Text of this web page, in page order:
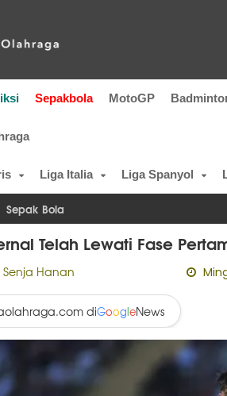
Sepakbola MotoGP
Liga Italia Liga Spanyol
Sepak Bola
Telah Lewati Fase
Senja Hanan
diGoogleNews